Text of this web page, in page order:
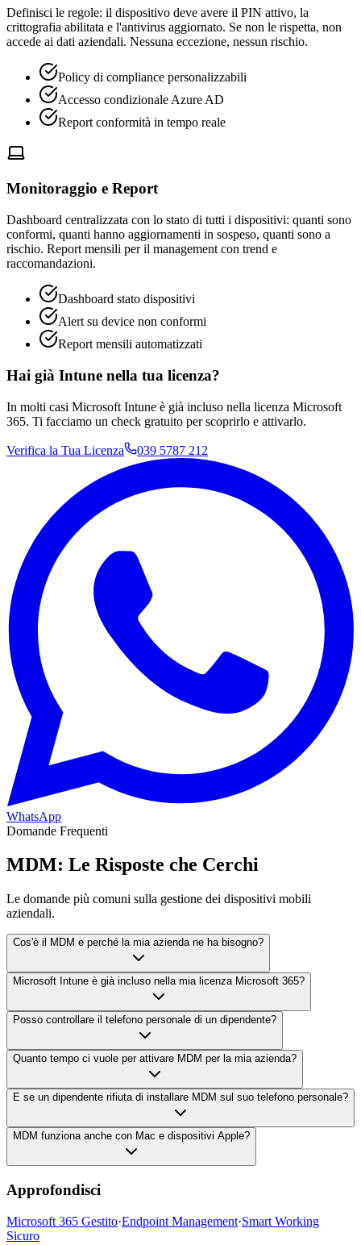
Definisci le regole: il dispositivo deve avere il PIN attivo, la
crittografia abilitata e l'antivirus aggiornato. Se non le rispetta, non
accede ai dati aziendali. Nessuna eccezione, nessun rischio.
Policy di compliance personalizzabili
Accesso condizionale Azure AD
Report conformità in tempo reale
Monitoraggio e Report
Dashboard centralizzata con lo stato di tutti i dispositivi: quanti sono
conformi, quanti hanno aggiornamenti in sospeso, quanti sono a
rischio. Report mensili per il management con trend e
raccomandazioni.
Dashboard stato dispositivi
Alert su device non conformi
Report mensili automatizzati
Hai già Intune nella tua licenza?
In molti casi Microsoft Intune è già incluso nella licenza Microsoft
365. Ti facciamo un check gratuito per scoprirlo e attivarlo.
Verifica la Tua Licenza 039 5787 212
WhatsApp
Domande Frequenti
MDM: Le Risposte che Cerchi
Le domande più comuni sulla gestione dei dispositivi mobili
aziendali.
Cos'è il MDM e perché la mia azienda ne ha bisogno?
Microsoft Intune è già incluso nella mia licenza Microsoft 365?
Posso controllare il telefono personale di un dipendente?
Quanto tempo ci vuole per attivare MDM per la mia azienda?
E se un dipendente rifiuta di installare MDM sul suo telefono personale?
MDM funziona anche con Mac e dispositivi Apple?
Approfondisci
Microsoft 365 Gestito·Endpoint Management·Smart Working
Sicuro